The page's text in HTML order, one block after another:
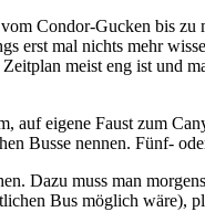
Condor-Gucken bis
erst mal nichts mehr
Zeitplan meist eng ist
auf eigene Faust zum
Busse nennen. Fünf-
Dazu muss man
Bus möglich wäre),